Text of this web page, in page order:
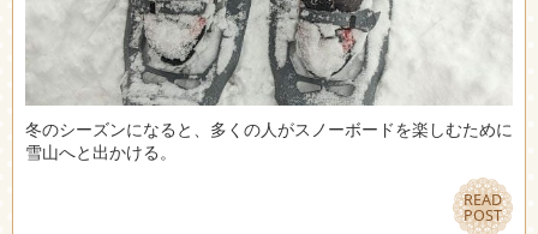
冬のシーズンになると、多くの人がスノーボードを楽しむために
雪山へと出かける。
READ
POST
READ
POST